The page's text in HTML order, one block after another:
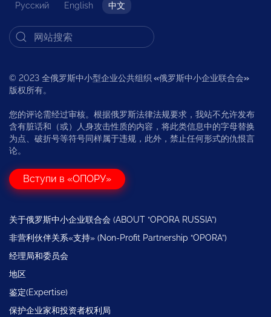
Русский English 中文
© 2023 全俄罗斯中小型企业公共组织 «俄罗斯中小企业联合会»
版权所有。
您的评论需经过审核。根据俄罗斯法律法规要求，我站不允许发布
含有脏话和（或）人身攻击性质的内容，将此类信息中的字母替换
为点、破折号等符号同样属于违规，此外，禁止任何形式的仇恨言
论。
Вступи в «ОПОРУ»
关于俄罗斯中小企业联合会 (ABOUT “OPORA RUSSIA”)
非营利伙伴关系«支持» (Non-Profit Partnership “OPORA”)
经理局和委员会
地区
鉴定(Expertise)
保护企业家和投资者权利局